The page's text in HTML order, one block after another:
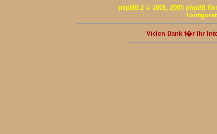
phpBB 2 © 2001, 2005 phpBB
Vielen Dank f�r Ihr